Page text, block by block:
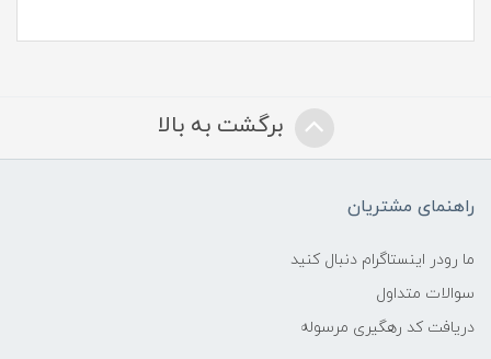
برگشت به بالا
راهنمای مشتریان
ما رودر اینستاگرام دنبال کنید
سوالات متداول
دریافت کد رهگیری مرسوله